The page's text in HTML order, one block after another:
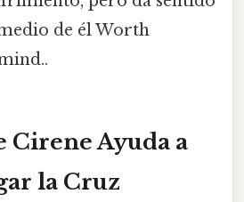
de él Worth
Cirene Ayuda a
la Cruz